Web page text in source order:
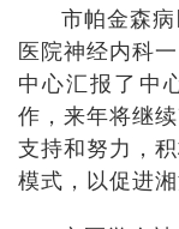
市帕金森
医院神经内科
中心汇报了中
作，来年将继
支持和努力，
模式，以促进